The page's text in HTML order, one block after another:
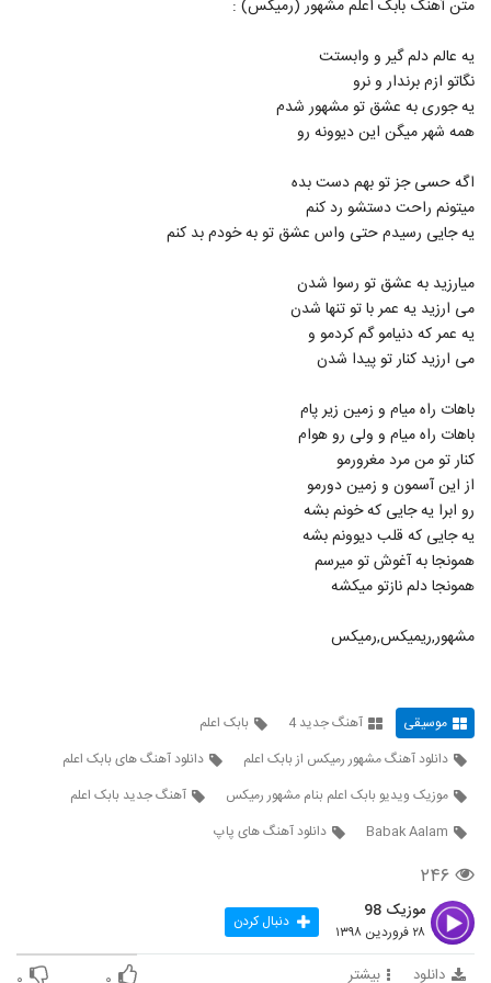
2831
2833
علی ارشدی آهنگ یالان دنیا
2835
2836
دانلود آهنگ من عاشق توام از وحید عبداللهی
۳۵۹ بازدید
2837
2840
آهنگ تصویر پوشالی از بهنام داوری(پاپ)
2841
2842
دانلود آهنگ احسان مهدیان مرهم
۳۵۸ بازدید
متن آهنگ بابک اعلم مشهور (رمیکس) :
یه عالم دلم گیر و وابستت
نگاتو ازم برندار و نرو
یه جوری به عشق تو مشهور شدم
همه شهر میگن این دیوونه رو
اگه حسی جز تو بهم دست بده
میتونم راحت دستشو رد کنم
یه جایی رسیدم حتی واس عشق تو به خودم بد کنم
میارزید به عشق تو رسوا شدن
می ارزید یه عمر با تو تنها شدن
یه عمر که دنیامو گم کردمو و
می ارزید کنار تو پیدا شدن
باهات راه میام و زمین زیر پام
باهات راه میام و ولی رو هوام
کنار تو من مرد مغرورمو
از این آسمون و زمین دورمو
رو ابرا یه جایی که خونم بشه
یه جایی که قلب دیوونم بشه
همونجا به آغوش تو میرسم
همونجا دلم نازتو میکشه
مشهور,ریمیکس,رمیکس
موسیقی آهنگ جدید 4
بابک اعلم
دانلود آهنگ مشهور رمیکس از بابک اعلم
دانلود آهنگ های بابک اعلم
موزیک ویدیو بابک اعلم بنام مشهور رمیکس
آهنگ جدید بابک اعلم
Babak Aalam
دانلود آهنگ های پاپ
۲۴۶
موزیک 98
۲۸ فروردین ۱۳۹۸ دنبال کردن
دانلود بیشتر